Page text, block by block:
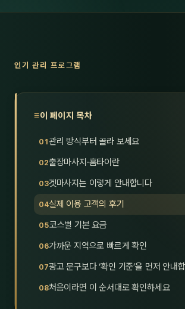
인기 관리 프로그램
이 페이지 목차
관리 방식부터 골라 보세요
출장마사지·홈타이란
겟마사지는 이렇게 안내합니다
실제 이용 고객의 후기
코스별 기본 요금
가까운 지역으로 빠르게 확인
광고 문구보다 ‘확인 기준’을 먼저 안내
처음이라면 이 순서대로 확인하세요